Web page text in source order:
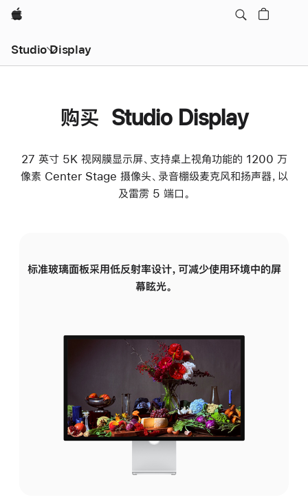
Apple
Studio Display
购买 Studio Display
27 英寸 5K 视网膜显示屏、支持桌上视角功能的 1200 万
像素 Center Stage 摄像头、录音棚级麦克风和扬声器，以
及雷雳 5 端口。
标准玻璃面板采用低反射率设计，可减少使用环境中的屏
幕眩光。